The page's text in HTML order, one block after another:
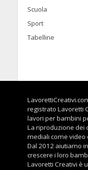
Scuola
Sport
Tabelline
registrato Lavoretti
lavori per bambini
La riproduzione dei
mediali come video
Dal 2012 aiutiamo
crescere i loro
Lavoretti Creativi è